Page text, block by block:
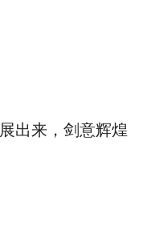
来，剑意辉煌